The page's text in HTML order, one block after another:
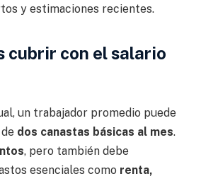
y estimaciones recientes.
cubrir con el salario
un trabajador promedio puede
dos canastas básicas al mes.
, pero también debe
esenciales como renta,